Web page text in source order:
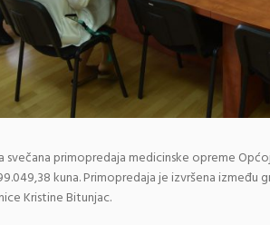
svečana primopredaja medicinske opreme
kuna. Primopredaja je izvršena između
Kristine Bitunjac.